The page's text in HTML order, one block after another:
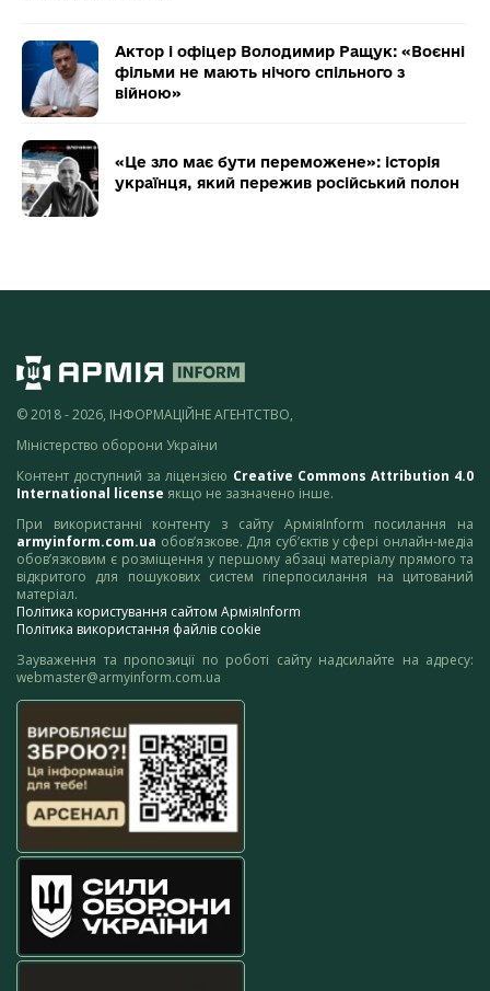
Актор і офіцер Володимир Ращук: «Воєнні
фільми не мають нічого спільного з
війною»
«Це зло має бути переможене»: історія
українця, який пережив російський полон
© 2018 - 2026, ІНФОРМАЦІЙНЕ АГЕНТСТВО,
Міністерство оборони України
Контент доступний за ліцензією Creative Commons Attribution 4.0
International license якщо не зазначено інше.
При використанні контенту з сайту АрміяInform посилання на
armyinform.com.ua обов’язкове. Для суб’єктів у сфері онлайн-медіа
обов’язковим є розміщення у першому абзаці матеріалу прямого та
відкритого для пошукових систем гіперпосилання на цитований
матеріал.
Політика користування сайтом АрміяInform
Політика використання файлів cookie
Зауваження та пропозиції по роботі сайту надсилайте на адресу:
webmaster@armyinform.com.ua